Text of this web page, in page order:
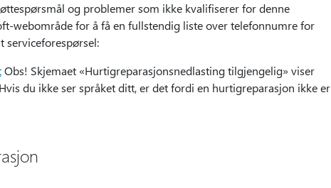
og problemer som ikke kvalifiserer for denne
webområde for å få en fullstendig liste over telefonnumre for
serviceforespørsel:
Obs! Skjemaet «Hurtigreparasjonsnedlasting tilgjengelig» viser
du ikke ser språket ditt, er det fordi en hurtigreparasjon ikke er